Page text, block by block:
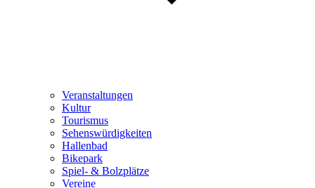
Veranstaltungen
Kultur
Tourismus
Sehenswürdigkeiten
Hallenbad
Bikepark
Spiel- & Bolzplätze
Vereine